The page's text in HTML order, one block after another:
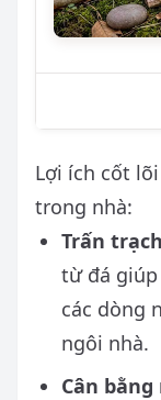
Lợi ích cốt
trong nhà:
Trấn
từ đá
các dòng
ngôi nhà.
Cân